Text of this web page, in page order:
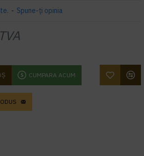
- Spune-ţi opinia
CUMPARA ACUM